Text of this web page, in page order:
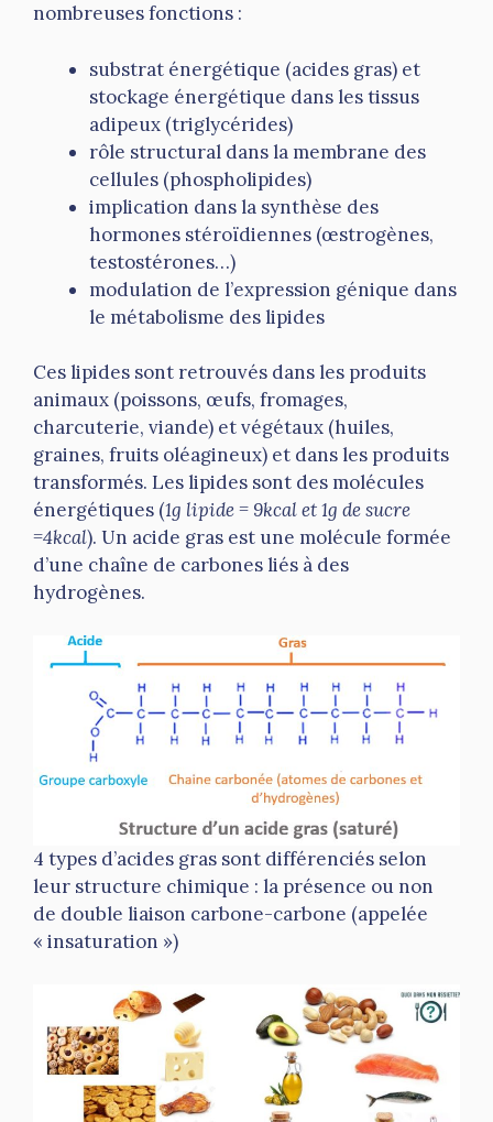
nombreuses fonctions :
substrat énergétique (acides gras) et
stockage énergétique dans les tissus
adipeux (triglycérides)
rôle structural dans la membrane des
cellules (phospholipides)
implication dans la synthèse des
hormones stéroïdiennes (œstrogènes,
testostérones…)
modulation de l’expression génique dans
le métabolisme des lipides
Ces lipides sont retrouvés dans les produits
animaux (poissons, œufs, fromages,
charcuterie, viande) et végétaux (huiles,
graines, fruits oléagineux) et dans les produits
transformés. Les lipides sont des molécules
énergétiques (1g lipide = 9kcal et 1g de sucre
=4kcal). Un acide gras est une molécule formée
d’une chaîne de carbones liés à des
hydrogènes.
4 types d’acides gras sont différenciés selon
leur structure chimique : la présence ou non
de double liaison carbone-carbone (appelée
« insaturation »)